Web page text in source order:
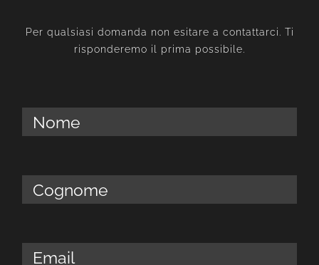
Per qualsiasi domanda non esitare a contattarci. Ti
risponderemo il prima possibile.